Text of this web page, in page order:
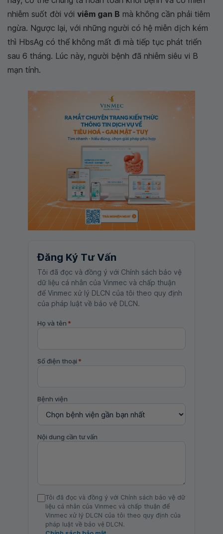
nhiễm suốt đời với viêm gan B mà không cần phải tiêm
ngừa. Ngược lại, với những người có hệ miễn dịch kém
thì HbsAg có thể không mất đi mà tiếp tục phát triển
sau 6 tháng. Lúc này, người bệnh đã nhiễm siêu vi B
mạn tính.
Đăng Ký Tư Vấn
Tôi đã đọc và đồng ý với Chính sách bảo vệ
dữ liệu cá nhân của Vinmec và chấp thuận
để Vinmec xử lý DLCN của tôi theo quy định
của pháp luật về bảo vệ DLCN.
Họ và tên *
Số điện thoại *
Bệnh viện
Nội dung cần tư vấn
Tôi đã đọc và đồng ý với Chính sách bảo vệ dữ
liệu cá nhân của Vinmec và chấp thuận để
Vinmec xử lý DLCN của tôi theo quy định của
pháp luật về bảo vệ DLCN.